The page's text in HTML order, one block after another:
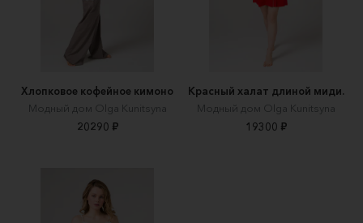
Хлопковое кофейное кимоно
Модный дом Olga Kunitsyna
20290 ₽
Красный халат длиной миди.
Модный дом Olga Kunitsyna
19300 ₽